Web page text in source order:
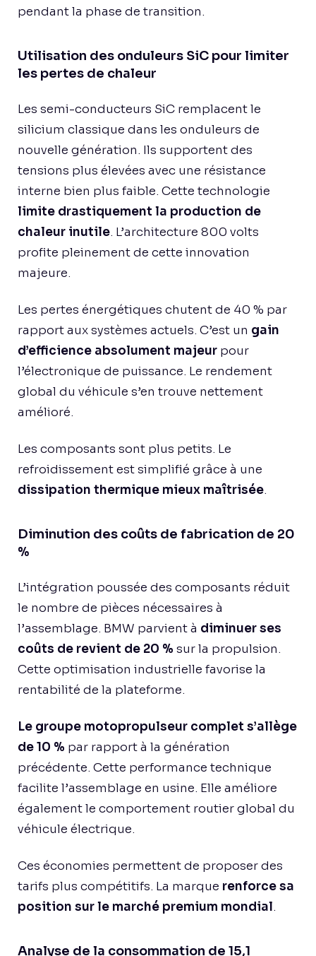
pendant la phase de transition.
Utilisation des onduleurs SiC pour limiter
les pertes de chaleur
Les semi-conducteurs SiC remplacent le
silicium classique dans les onduleurs de
nouvelle génération. Ils supportent des
tensions plus élevées avec une résistance
interne bien plus faible. Cette technologie
limite drastiquement la production de
chaleur inutile. L’architecture 800 volts
profite pleinement de cette innovation
majeure.
Les pertes énergétiques chutent de 40 % par
rapport aux systèmes actuels. C’est un gain
d’efficience absolument majeur pour
l’électronique de puissance. Le rendement
global du véhicule s’en trouve nettement
amélioré.
Les composants sont plus petits. Le
refroidissement est simplifié grâce à une
dissipation thermique mieux maîtrisée.
Diminution des coûts de fabrication de 20
%
L’intégration poussée des composants réduit
le nombre de pièces nécessaires à
l’assemblage. BMW parvient à diminuer ses
coûts de revient de 20 % sur la propulsion.
Cette optimisation industrielle favorise la
rentabilité de la plateforme.
Le groupe motopropulseur complet s’allège
de 10 % par rapport à la génération
précédente. Cette performance technique
facilite l’assemblage en usine. Elle améliore
également le comportement routier global du
véhicule électrique.
Ces économies permettent de proposer des
tarifs plus compétitifs. La marque renforce sa
position sur le marché premium mondial.
Analyse de la consommation de 15,1